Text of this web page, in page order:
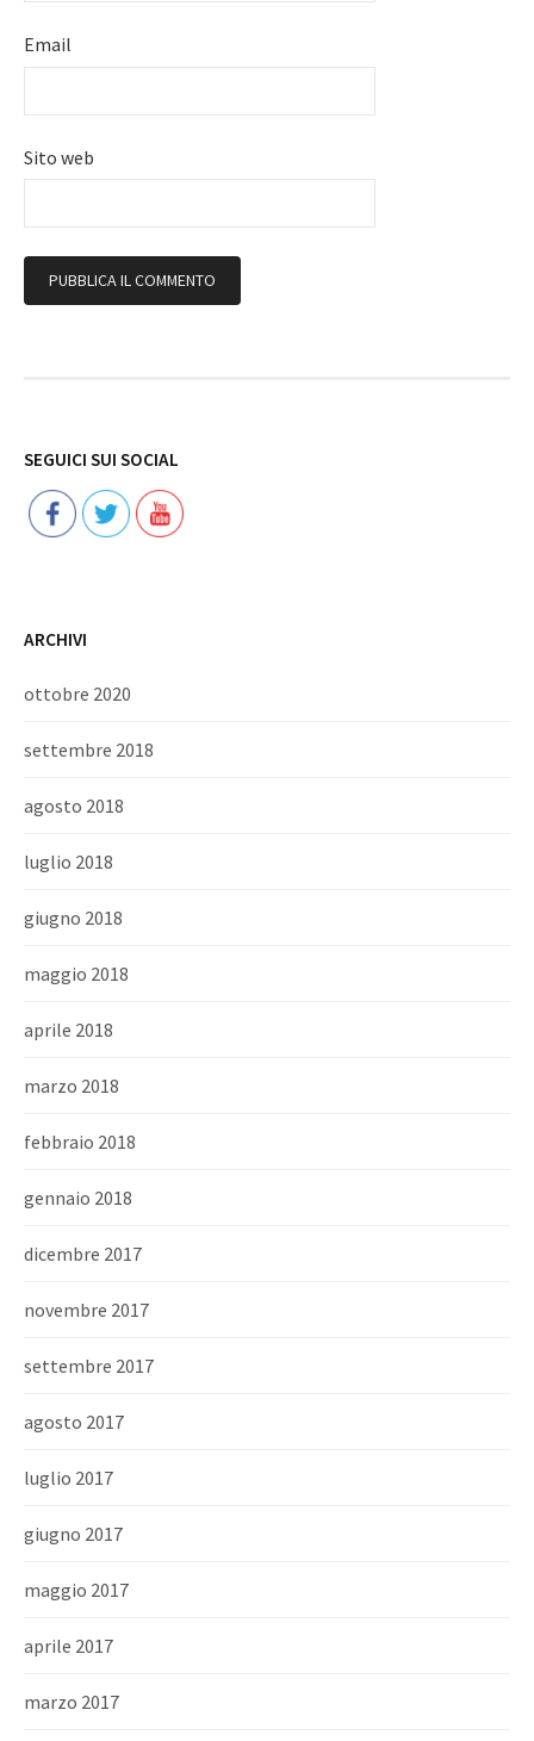
Email
Sito web
SEGUICI SUI SOCIAL
ARCHIVI
ottobre 2020
settembre 2018
agosto 2018
luglio 2018
giugno 2018
maggio 2018
aprile 2018
marzo 2018
febbraio 2018
gennaio 2018
dicembre 2017
novembre 2017
settembre 2017
agosto 2017
luglio 2017
giugno 2017
maggio 2017
aprile 2017
marzo 2017